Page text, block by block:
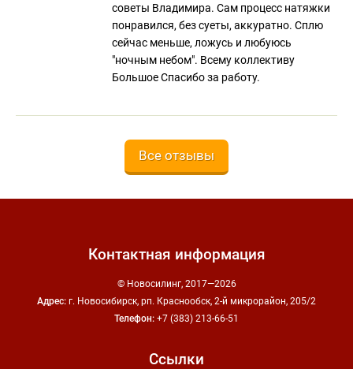
советы Владимира. Сам процесс натяжки
понравился, без суеты, аккуратно. Сплю
сейчас меньше, ложусь и любуюсь
"ночным небом". Всему коллективу
Большое Спасибо за работу.
Все отзывы
Контактная информация
© Новосилинг, 2017—2026
Адрес: г. Новосибирск, рп. Краснообск, 2-й микрорайон, 205/2
Телефон: +7 (383) 213-66-51
Ссылки